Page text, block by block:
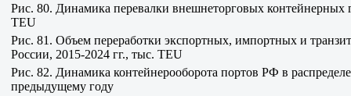
Рис. 80. Динамика перевалки внешнеторговых контейнерных
TEU
Рис. 81. Объем переработки экспортных, импортных и
России, 2015-2024 гг., тыс. TEU
Рис. 82. Динамика контейнерооборота портов РФ в
предыдущему году